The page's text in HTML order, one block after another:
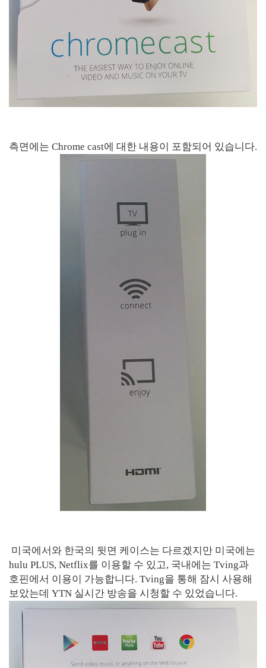
측면에는 Chrome cast에 대한 내용이 포함되어 있습니다.
미국에서와 한국의 뒷면 케이스는 다르겠지만 미국에는
hulu PLUS, Netflix를 이용할 수 있고, 국내에는 Tving과
호핀에서 이용이 가능합니다. Tving을 통해 잠시 사용해
보았는데 YTN 실시간 방송을 시청할 수 있었습니다.